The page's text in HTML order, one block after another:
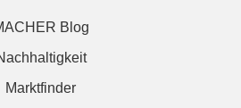
Blog
Marktfinder